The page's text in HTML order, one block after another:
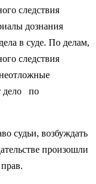
следствия
дознания
в суде. По делам,
следствия
дело по
судьи, возбуждать
произошли